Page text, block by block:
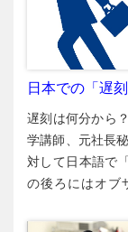
しました。来日
うちょ銀行」の
シュカードが発
ードの機能が付
（大学院）でし
知らず、2回目は
作りたいか聞か
の窓口で自分か
日本での「遅
遅刻は何分から
学講師、元社長秘書） 昨年、ハノイの大学で学
対して日本語で
の後ろにはオブ
た。 「皆さんは会社員です。日本で働いています。今日はお